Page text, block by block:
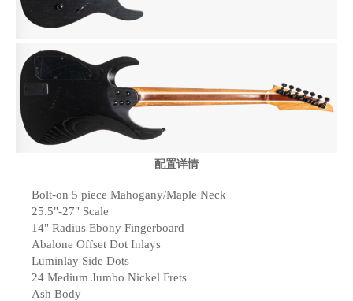
配置详情
Bolt-on 5 piece Mahogany/Maple Neck
25.5"-27" Scale
14" Radius Ebony Fingerboard
Abalone Offset Dot Inlays
Luminlay Side Dots
24 Medium Jumbo Nickel Frets
Ash Body